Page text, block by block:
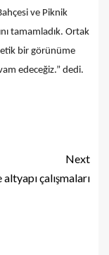
ve Piknik
tamamladık. Ortak
bir görünüme
edeceğiz.” dedi.
Next
altyapı çalışmaları